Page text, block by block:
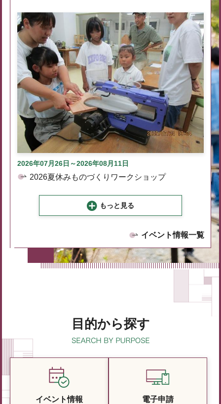
2026年07月26日～2026年08月11日
2026夏休みものづくりワークショップ
もっと見る
イベント情報一覧
目的から探す
イベント情報 電子申請